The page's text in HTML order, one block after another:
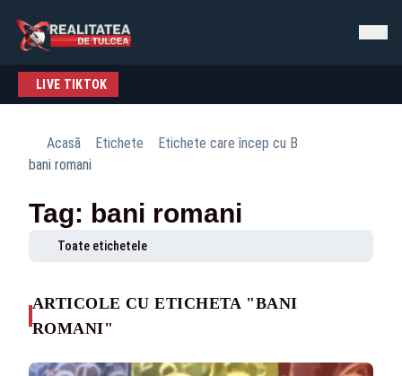
LIVE TIKTOK
Acasă Etichete
Etichete care încep cu B
bani romani
Tag: bani romani
Toate etichetele
ARTICOLE CU ETICHETA "BANI
ROMANI"